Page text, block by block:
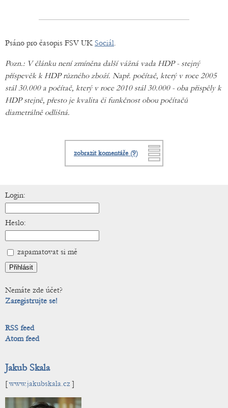
Psáno pro časopis FSV UK Sociál.
Pozn.: V článku není zmíněna další vážná vada HDP - stejný
příspevěk k HDP různého zboží. Např. počítač, který v roce 2005
stál 30.000 a počítač, který v roce 2010 stál 30.000 - oba přispěly k
HDP stejně, přesto je kvalita či funkčnost obou počítačů
diametrálně odlišná.
zobrazit komentáře (9)
Login:
Heslo:
zapamatovat si mě
Nemáte zde účet?
Zaregistrujte se!
RSS feed
Atom feed
Jakub Skala
[www.jakubskala.cz]